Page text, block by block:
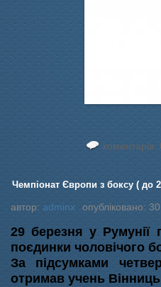
коментарів:
Чемпіонат Європи з боксу ( до
автор: adminx опубліковано:
29 березня у Румунії
поєдинки чоловічого
За підсумками
отримав учень